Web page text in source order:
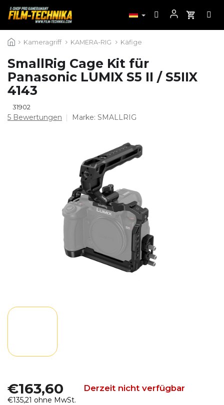
Inhalt Kameragriff KAMERA-RIG Käfige
SmallRig Cage Kit für
Panasonic LUMIX S5 II / S5IIX
4143
31902
Die
5 Bewertungen Marke: SMALLRIG
€163,60 Derzeit nicht verfügbar
€135,21 ohne MwSt.